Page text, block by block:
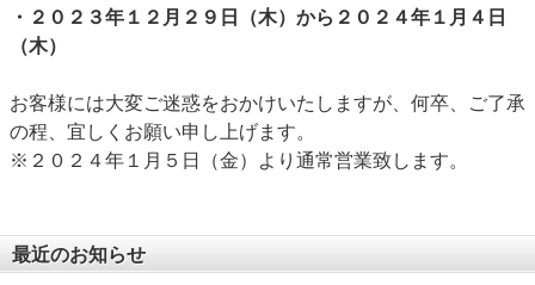
・２０２３年１２月２９日（木）から２０２４年１月４日
（木）
お客様には大変ご迷惑をおかけいたしますが、何卒、ご了承
の程、宜しくお願い申し上げます。
※２０２４年１月５日（金）より通常営業致します。
最近のお知らせ